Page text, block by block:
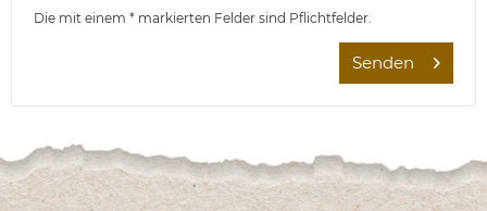
Die mit einem * markierten Felder sind Pflichtfelder.
Senden